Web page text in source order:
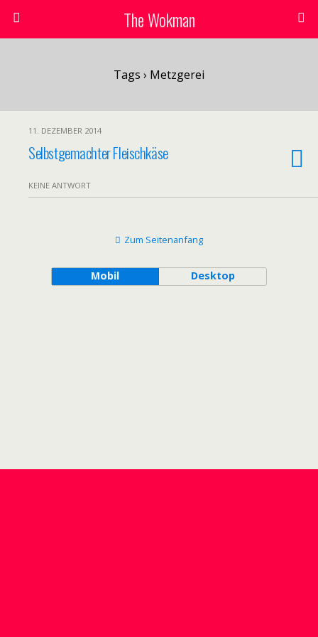
The Wokman
Tags › Metzgerei
11. DEZEMBER 2014
Selbstgemachter Fleischkäse
KEINE ANTWORT
Zum Seitenanfang
Mobil Desktop